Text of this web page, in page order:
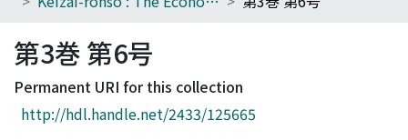
Browse
Download Ranking
Access Statistics
第3巻 第6号
Permanent URI for this collection
http://hdl.handle.net/2433/125665